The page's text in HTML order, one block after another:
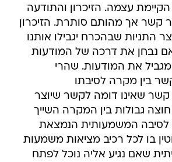
עצמה. הזיכרון והתודעה
קשר אך מהותם סותרת. הזיכרון
התניות שבהכרח יגבילו אותנו
נבחן את דרכה של המודעות
מגביל את המודעות. שהרי
בין מקרה לסיבתו
שאינו דומה לקשר שיוצר
חוצה גבולות בין המקרה השייך
לסיבה המשמעותית הנמצאת
בו לכל רכיב מציאות משמעות
שאם נגיע אליה נוכל לפתח